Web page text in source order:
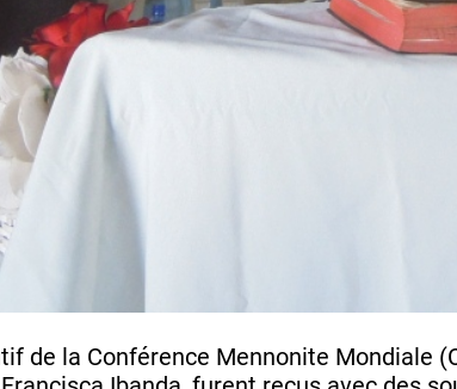
de la Conférence Mennonite Mondiale